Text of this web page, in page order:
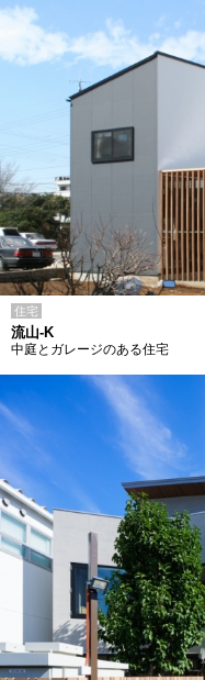
住宅
流山-K
中庭とガレージのある住宅